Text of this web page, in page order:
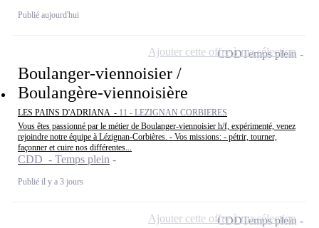
Publié aujourd'hui
Boulanger-viennoisier /
Boulangère-viennoisière
LES PAINS D'ADRIANA - 11 - LEZIGNAN CORBIERES
Vous êtes passionné par le métier de Boulanger-viennoisier h/f, expérimenté, venez
rejoindre notre équipe à Lézignan-Corbières. - Vos missions: - pétrir, tourner,
façonner et cuire nos différentes...
CDD - Temps plein
Publié il y a 3 jours
CDDTemps plein
Ajouter cette offre à ma sélection
CDDTemps plein
Ajouter cette offre à ma sélection